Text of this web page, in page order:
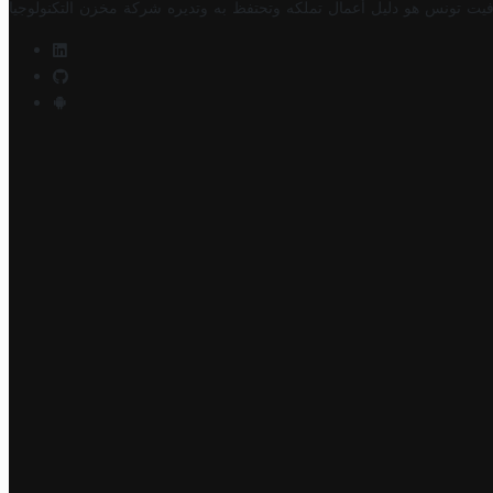
تونس هو دليل أعمال تملكه وتحتفظ به وتديره شركة مخزن التكنولوجيا